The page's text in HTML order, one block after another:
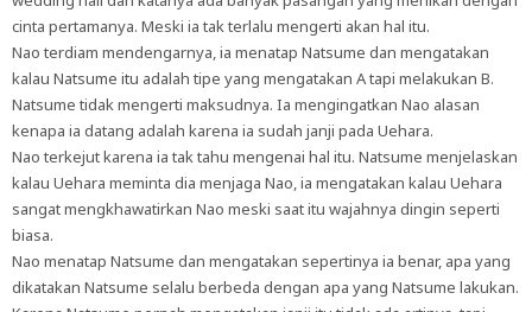
cinta pertamanya. Meski ia tak terlalu mengerti akan hal itu.
Nao terdiam mendengarnya, ia menatap Natsume dan mengatakan
kalau Natsume itu adalah tipe yang mengatakan A tapi melakukan B.
Natsume tidak mengerti maksudnya. Ia mengingatkan Nao alasan
kenapa ia datang adalah karena ia sudah janji pada Uehara.
Nao terkejut karena ia tak tahu mengenai hal itu. Natsume menjelaskan
kalau Uehara meminta dia menjaga Nao, ia mengatakan kalau Uehara
sangat mengkhawatirkan Nao meski saat itu wajahnya dingin seperti
biasa.
Nao menatap Natsume dan mengatakan sepertinya ia benar, apa yang
dikatakan Natsume selalu berbeda dengan apa yang Natsume lakukan.